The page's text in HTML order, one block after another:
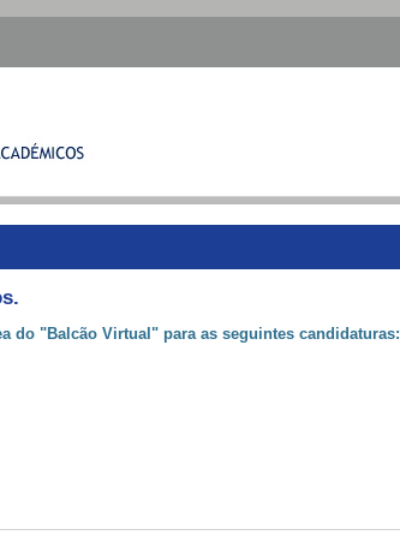
do "Balcão Virtual" para as seguintes candidaturas: